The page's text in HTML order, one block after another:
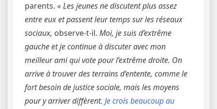
parents. « Les jeunes ne discutent plus assez
entre eux et passent leur temps sur les réseaux
sociaux, observe-t-il. Moi, je suis d’extrême
gauche et je continue à discuter avec mon
meilleur ami qui vote pour l’extrême droite. On
arrive à trouver des terrains d’entente, comme le
fort besoin de justice sociale, mais les moyens
pour y arriver diffèrent. Je crois beaucoup au